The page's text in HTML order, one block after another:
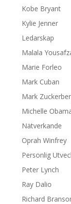
Kobe Bryant
Kylie Jenner
Ledarskap
Malala
Marie Forleo
Mark Cuban
Mark
Michelle
Nätverkande
Oprah Winfrey
Personlig
Peter Lynch
Ray Dalio
Richard